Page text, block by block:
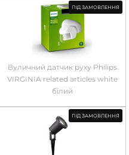
ПІД ЗАМОВЛЕННЯ
Вуличний датчик руху Philips
VIRGINIA related articles white
білий
ПІД ЗАМОВЛЕННЯ